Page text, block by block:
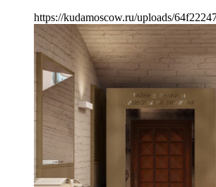
https://kudamoscow.ru/uploads/